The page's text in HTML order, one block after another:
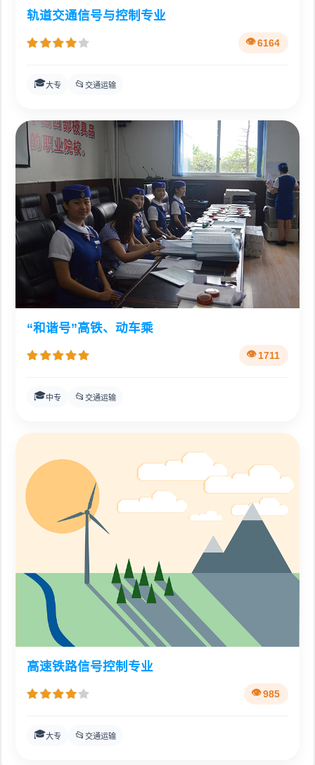
轨道交通信号与控制专业
6164
🎓大专 📂 交通运输
“和谐号”高铁、动车乘
1711
🎓中专 📂 交通运输
高速铁路信号控制专业
985
🎓大专 📂 交通运输